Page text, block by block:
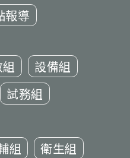
報導
設備組
試務組
組 衛生組